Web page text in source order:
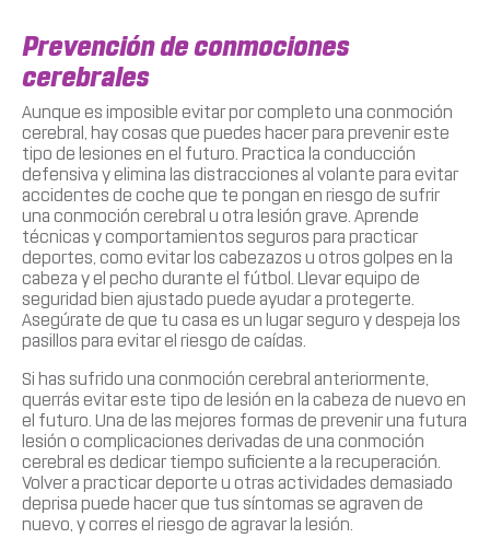
Prevención de conmociones
cerebrales
Aunque es imposible evitar por completo una conmoción
cerebral, hay cosas que puedes hacer para prevenir este
tipo de lesiones en el futuro. Practica la conducción
defensiva y elimina las distracciones al volante para evitar
accidentes de coche que te pongan en riesgo de sufrir
una conmoción cerebral u otra lesión grave. Aprende
técnicas y comportamientos seguros para practicar
deportes, como evitar los cabezazos u otros golpes en la
cabeza y el pecho durante el fútbol. Llevar equipo de
seguridad bien ajustado puede ayudar a protegerte.
Asegúrate de que tu casa es un lugar seguro y despeja los
pasillos para evitar el riesgo de caídas.
Si has sufrido una conmoción cerebral anteriormente,
querrás evitar este tipo de lesión en la cabeza de nuevo en
el futuro. Una de las mejores formas de prevenir una futura
lesión o complicaciones derivadas de una conmoción
cerebral es dedicar tiempo suficiente a la recuperación.
Volver a practicar deporte u otras actividades demasiado
deprisa puede hacer que tus síntomas se agraven de
nuevo, y corres el riesgo de agravar la lesión.